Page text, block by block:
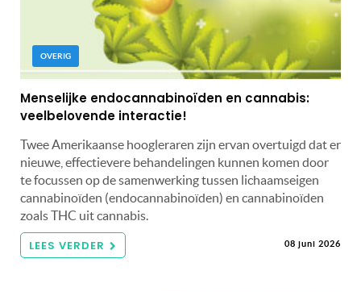
OVERIG
Menselijke endocannabinoïden en cannabis:
veelbelovende interactie!
Twee Amerikaanse hoogleraren zijn ervan overtuigd dat er
nieuwe, effectievere behandelingen kunnen komen door
te focussen op de samenwerking tussen lichaamseigen
cannabinoïden (endocannabinoïden) en cannabinoïden
zoals THC uit cannabis.
LEES VERDER 08 juni 2026